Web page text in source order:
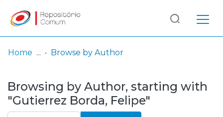
& Collections
Browse repository
Log
In
(current)
Home Browse by Author
Browsing by Author, starting with
"Gutierrez Borda, Felipe"